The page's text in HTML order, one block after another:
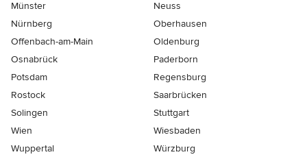
Münster
Neuss
Nürnberg
Oberhausen
Offenbach-am-Main
Oldenburg
Osnabrück
Paderborn
Potsdam
Regensburg
Rostock
Saarbrücken
Solingen
Stuttgart
Wien
Wiesbaden
Wuppertal
Würzburg